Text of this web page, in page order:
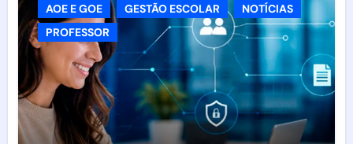
AOE E GOE GESTÃO ESCOLAR
NOTÍCIAS
PROFESSOR